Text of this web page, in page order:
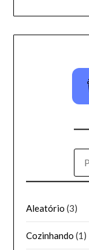
Aleatório (3)
Cozinhando (1)